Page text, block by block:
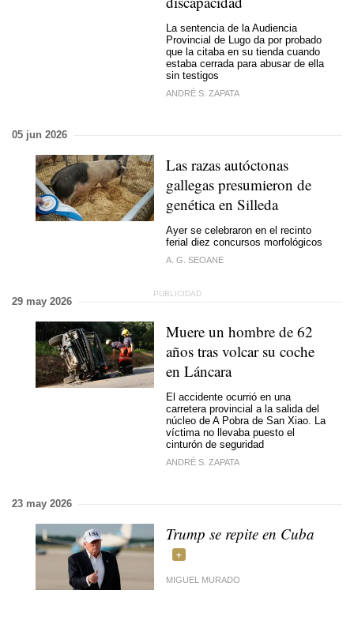
La sentencia de la Audiencia
Provincial de Lugo da por probado
que la citaba en su tienda cuando
estaba cerrada para abusar de ella
sin testigos
ANDRÉ S. ZAPATA
05 jun 2026
Las razas autóctonas
gallegas presumieron de
genética en Silleda
Ayer se celebraron en el recinto
ferial diez concursos morfológicos
A. G. SEOANE
29 may 2026
Muere un hombre de 62
años tras volcar su coche
en Láncara
El accidente ocurrió en una
carretera provincial a la salida del
núcleo de A Pobra de San Xiao. La
víctima no llevaba puesto el
cinturón de seguridad
ANDRÉ S. ZAPATA
23 may 2026
Trump se repite en Cuba
MIGUEL MURADO